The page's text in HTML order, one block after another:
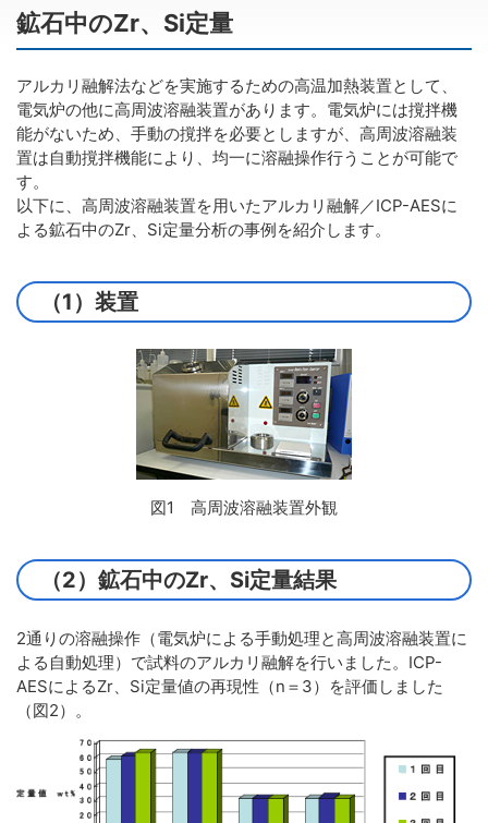
鉱石中のZr、Si定量
アルカリ融解法などを実施するための高温加熱装置として、
電気炉の他に高周波溶融装置があります。電気炉には撹拌機
能がないため、手動の撹拌を必要としますが、高周波溶融装
置は自動撹拌機能により、均一に溶融操作行うことが可能で
す。
以下に、高周波溶融装置を用いたアルカリ融解／ICP-AESに
よる鉱石中のZr、Si定量分析の事例を紹介します。
（1）装置
図1 高周波溶融装置外観
（2）鉱石中のZr、Si定量結果
2通りの溶融操作（電気炉による手動処理と高周波溶融装置に
よる自動処理）で試料のアルカリ融解を行いました。ICP-
AESによるZr、Si定量値の再現性（n＝3）を評価しました
（図2）。